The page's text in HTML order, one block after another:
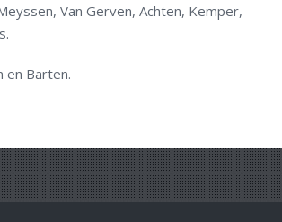
Van Gerven, Achten, Kemper,
en Barten.